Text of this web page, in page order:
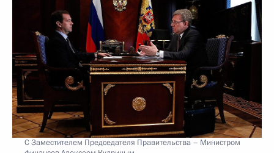
С Заместителем Председателя Правительства – Министром